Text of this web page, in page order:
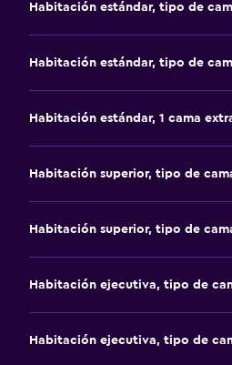
Habitación estándar, tipo de
Habitación estándar, tipo de
Habitación estándar, 1 cama
Habitación superior, tipo de
Habitación superior, tipo de
Habitación ejecutiva, tipo de
Habitación ejecutiva, tipo de